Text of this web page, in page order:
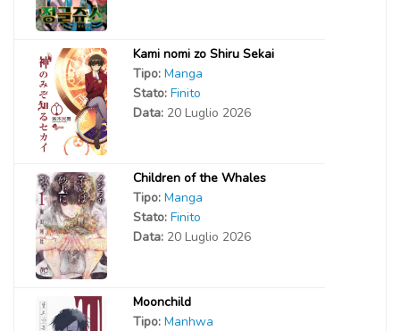
Kami nomi zo Shiru Sekai
Tipo: Manga
Stato: Finito
Data: 20 Luglio 2026
Children of the Whales
Tipo: Manga
Stato: Finito
Data: 20 Luglio 2026
Moonchild
Tipo: Manhwa